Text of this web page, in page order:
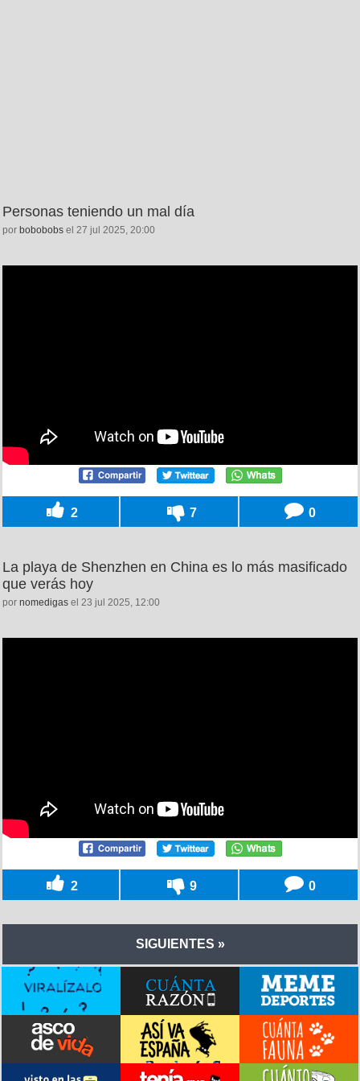
Personas teniendo un mal día
por bobobobs el 27 jul 2025, 20:00
2 7 0
La playa de Shenzhen en China es lo más masificado
que verás hoy
por nomedigas el 23 jul 2025, 12:00
2 9 0
SIGUIENTES »